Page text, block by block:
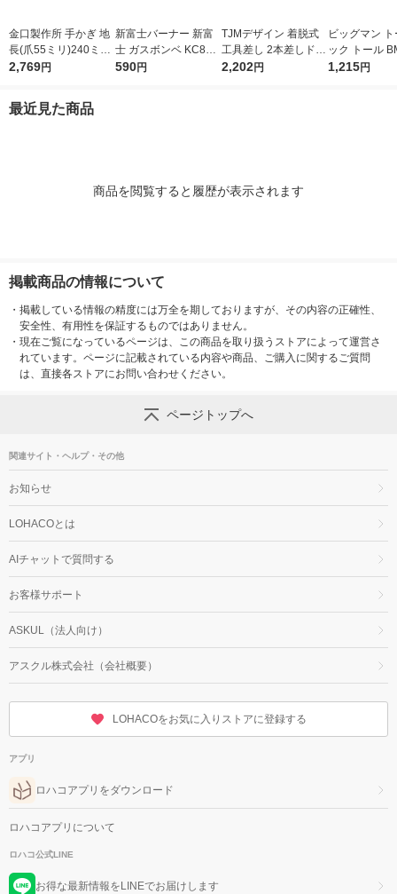
金口製作所 手かぎ 地
長(爪55ミリ)240ミリ
015501 1個
2,769円
新富士バーナー 新富
士 ガスボンベ KC860
1本
590円
TJMデザイン 着脱式
工具差し 2本差しドラ
イバー用 SFKSN-P2S
2,202円
ビッグマン
ック トール
個
1,215円
最近見た商品
商品を閲覧すると履歴が表示されます
掲載商品の情報について
・ 掲載している情報の精度には万全を期しておりますが、その内容の正確性、
安全性、有用性を保証するものではありません。
・ 現在ご覧になっているページは、この商品を取り扱うストアによって運営さ
れています。ページに記載されている内容や商品、ご購入に関するご質問
は、直接各ストアにお問い合わせください。
ページトップへ
関連サイト・ヘルプ・その他
お知らせ
LOHACOとは
AIチャットで質問する
お客様サポート
ASKUL（法人向け）
アスクル株式会社（会社概要）
LOHACOをお気に入りストアに登録する
アプリ
ロハコアプリをダウンロード
ロハコアプリについて
ロハコ公式LINE
お得な最新情報をLINEでお届けします